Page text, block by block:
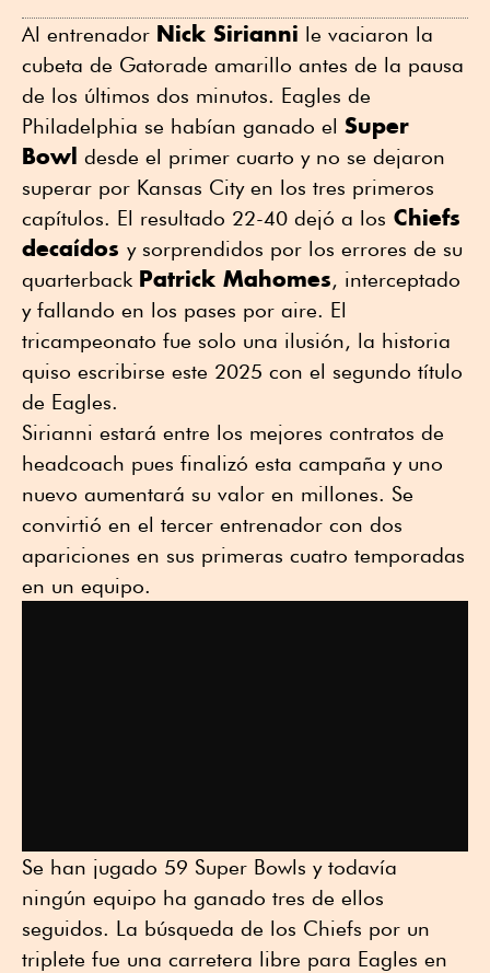
Al entrenador Nick Sirianni le vaciaron la
cubeta de Gatorade amarillo antes de la pausa
de los últimos dos minutos. Eagles de
Philadelphia se habían ganado el Super
Bowl desde el primer cuarto y no se dejaron
superar por Kansas City en los tres primeros
capítulos. El resultado 22-40 dejó a los Chiefs
decaídos y sorprendidos por los errores de su
quarterback Patrick Mahomes, interceptado
y fallando en los pases por aire. El
tricampeonato fue solo una ilusión, la historia
quiso escribirse este 2025 con el segundo título
de Eagles.
Sirianni estará entre los mejores contratos de
headcoach pues finalizó esta campaña y uno
nuevo aumentará su valor en millones. Se
convirtió en el tercer entrenador con dos
apariciones en sus primeras cuatro temporadas
en un equipo.
Se han jugado 59 Super Bowls y todavía
ningún equipo ha ganado tres de ellos
seguidos. La búsqueda de los Chiefs por un
triplete fue una carretera libre para Eagles en